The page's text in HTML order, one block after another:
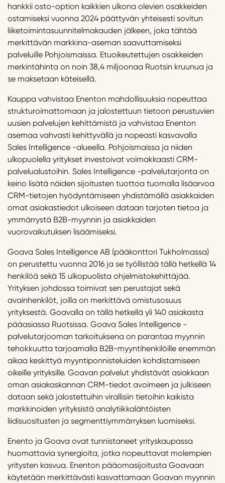
hankkii osto-option kaikkien ulkona olevien osakkeiden
ostamiseksi vuonna 2024 päättyvän yhteisesti sovitun
liiketoimintasuunnitelmakauden jälkeen, joka tähtää
merkittävän markkina-aseman saavuttamiseksi
palveluille Pohjoismaissa. Etuoikeutettujen osakkeiden
merkintähinta on noin 38,4 miljoonaa Ruotsin kruunua ja
se maksetaan käteisellä.
Kauppa vahvistaa Enenton mahdollisuuksia nopeuttaa
strukturoimattomaan ja jalostettuun tietoon perustuvien
uusien palvelujen kehittämistä ja vahvistaa Enenton
asemaa vahvasti kehittyvällä ja nopeasti kasvavalla
Sales Intelligence -alueella. Pohjoismaissa ja niiden
ulkopuolella yritykset investoivat voimakkaasti CRM-
palvelualustoihin. Sales Intelligence -palvelutarjonta on
keino lisätä näiden sijoitusten tuottoa tuomalla lisäarvoa
CRM-tietojen hyödyntämiseen yhdistämällä asiakkaiden
omat asiakastiedot ulkoiseen dataan tarjoten tietoa ja
ymmärrystä B2B-myynnin ja asiakkaiden
vuorovaikutuksen lisäämiseksi.
Goava Sales Intelligence AB (pääkonttori Tukholmassa)
on perustettu vuonna 2016 ja se työllistää tällä hetkellä 14
henkilöä sekä 15 ulkopuolista ohjelmistokehittäjää.
Yrityksen johdossa toimivat sen perustajat sekä
avainhenkilöt, joilla on merkittävä omistusosuus
yrityksestä. Goavalla on tällä hetkellä yli 140 asiakasta
pääasiassa Ruotsissa. Goava Sales Intelligence -
palvelutarjooman tarkoituksena on parantaa myynnin
tehokkuutta tarjoamalla B2B-myyntihenkilöille enemmän
aikaa keskittyä myyntiponnisteluiden kohdistamiseen
oikeille yrityksille. Goavan palvelut yhdistävät asiakkaan
oman asiakaskannan CRM-tiedot avoimeen ja julkiseen
dataan sekä jalostettuihin virallisiin tietoihin kaikista
markkinoiden yrityksistä analytiikkalähtöisten
liidisuositusten ja segmenttiymmärryksen luomiseksi.
Enento ja Goava ovat tunnistaneet yrityskaupassa
huomattavia synergioita, jotka nopeuttavat molempien
yritysten kasvua. Enenton pääomasijoitusta Goavaan
käytetään merkittävästi kasvattamaan Goavan myynnin